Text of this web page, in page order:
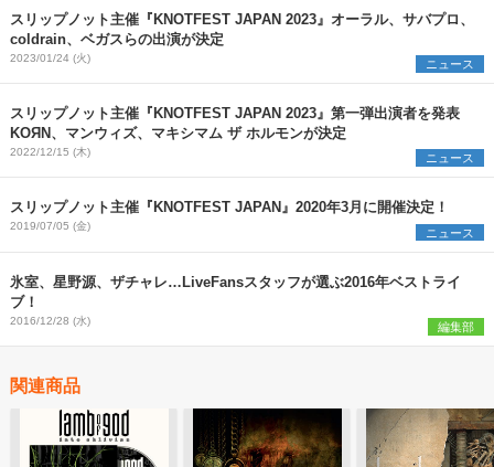
スリップノット主催『KNOTFEST JAPAN 2023』オーラル、サバプロ、
coldrain、ベガスらの出演が決定
2023/01/24 (火) ニュース
スリップノット主催『KNOTFEST JAPAN 2023』第一弾出演者を発表
KOЯN、マンウィズ、マキシマム ザ ホルモンが決定
2022/12/15 (木) ニュース
スリップノット主催『KNOTFEST JAPAN』2020年3月に開催決定！
2019/07/05 (金) ニュース
氷室、星野源、ザチャレ…LiveFansスタッフが選ぶ2016年ベストライ
ブ！
2016/12/28 (水) 編集部
関連商品